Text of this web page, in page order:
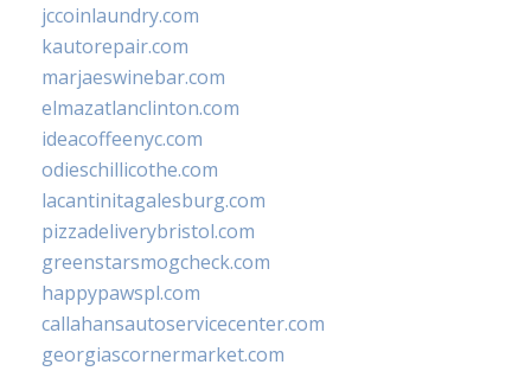
jccoinlaundry.com
kautorepair.com
marjaeswinebar.com
elmazatlanclinton.com
ideacoffeenyc.com
odieschillicothe.com
lacantinitagalesburg.com
pizzadeliverybristol.com
greenstarsmogcheck.com
happypawspl.com
callahansautoservicecenter.com
georgiascornermarket.com